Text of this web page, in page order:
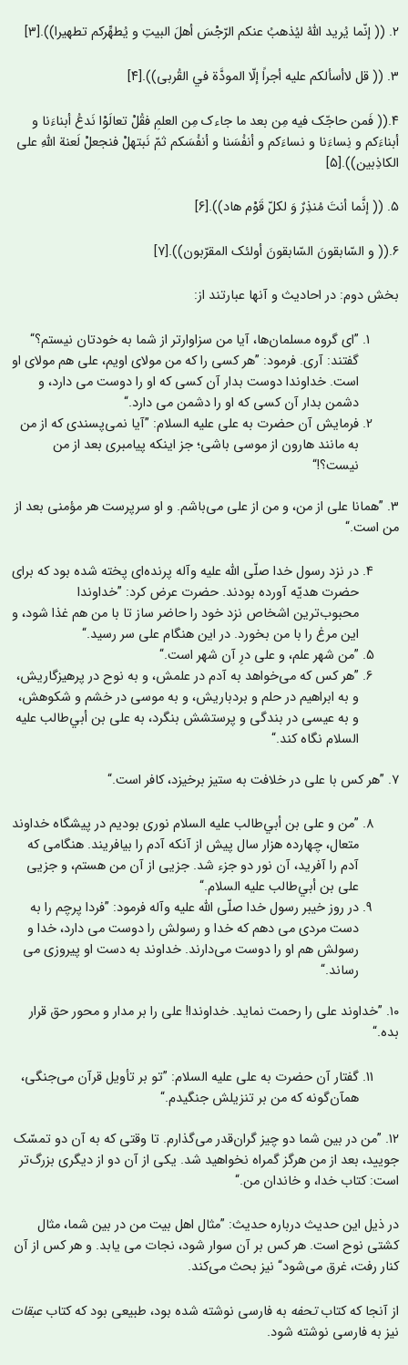
۴.(( فَمن حاجّک فيه مِن بعد ما جاءک مِن العلمِ فقُلْ تعالَوْا نَدعُ أبناءَنا و
و نِساءَنا و نساءَکم و أنفُسَنا و أنفُسَکم ثمّ نَبتهلْ فنجعلْ لَعنة اللهِ علی
دوم: در احادیث و آنها عبارتند از:
”ای گروه مسلمان‌ها، آیا من سزاوارتر از شما به خودتان نیستم؟“
گفتند: آری. فرمود: ”هر کسی را که من مولای اویم، علی هم مولای او
است. خداوندا دوست بدار آن کسی که او را دوست می دارد، و
دشمن بدار آن کسی که او را دشمن می دارد.“
فرمایش آن حضرت به على علیه السلام: ”آیا نمی‌پسندی که از من
به مانند هارون از موسی باشی؛ جز اینکه پیامبری بعد از من
نیست؟!“
٣. ”همانا علی از من، و من از علی می‌باشم. و او سرپرست هر مؤمنی بعد از
است.“
در نزد رسول خدا صلّی الله علیه وآله پرنده‌ای پخته شده بود که برای
حضرت هدیّه آورده بودند. حضرت عرض کرد: ”خداوندا
محبوب‌ترین اشخاص نزد خود را حاضر ساز تا با من هم غذا شود، و
این مرغ را با من بخورد. در این هنگام على سر رسيد.“
”من شهر علم، و علی درِ آن شهر است.“
”هر کس که می‌خواهد به آدم در علمش، و به نوح در پرهیزگاریش،
و به ابراهیم در حلم و بردباریش، و به موسی در خشم و شکوهش،
و به عیسی در بندگی و پرستشش بنگرد، به علی ‌بن‌ أبي‌‌طالب علیه
السلام نگاه کند.“
”من و علی ‌بن‌ أبي‌‌طالب علیه السلام نوری بودیم در پیشگاه خداوند
متعال، چهارده هزار سال پیش از آنکه آدم را بیافریند. هنگامی که
آدم را آفرید، آن نور دو جزء شد. جزیی از آن من هستم، و جزیی
علی ‌بن‌ أبي‌‌طالب علیه السلام.“
در روز خیبر رسول خدا صلّی الله علیه وآله فرمود: ”فردا پرچم را به
دست مردی می دهم که خدا و رسولش را دوست می دارد، خدا و
رسولش هم او را دوست می‌دارند. خداوند به دست او پیروزی می
رساند.“
۱۰. ”خداوند علی را رحمت نماید. خداوندا! علی را بر مدار و محور حق قرار
گفتار آن حضرت به على علیه السلام: ”تو بر تأويل قرآن می‌جنگی،
همآن‌گونه که من بر تنزيلش جنگیدم.“
۱۲. ”من در بین شما دو چیز گران‌قدر می‌گذارم. تا وقتی که به آن دو تمسّک
بعد از من هرگز گمراه نخواهید شد. یکی از آن دو از دیگری بزرگ‌تر
کتاب خدا، و خاندان من.“
ذیل این حدیث درباره حديث: ”مثال اهل بیت من در بین شما، مثال
نوح است. هر کس بر آن سوار شود، نجات می یابد. و هر کس از آن
رفت، غرق می‌شود“ نیز بحث می‌کند.
آنجا که کتابتحفهبه فارسی نوشته شده بود، طبیعی بود که کتابعبقات
به فارسی نوشته شود.